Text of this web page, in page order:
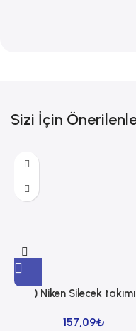
Sizi İçin
) Niken Silecek takımı
157,09₺